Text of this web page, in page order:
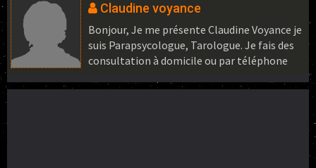
Claudine voyance
Bonjour, Je me présente Claudine Voyance je
suis Parapsycologue, Tarologue. Je fais des
consultation à domicile ou par téléphone